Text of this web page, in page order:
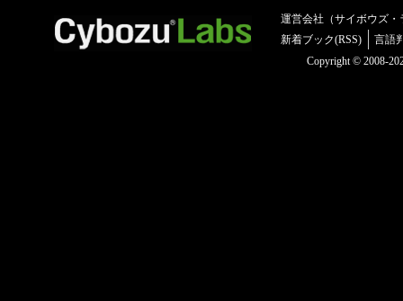
運営会社（サイボウズ・
新着ブック(RSS)
言語
Copyright © 2008-